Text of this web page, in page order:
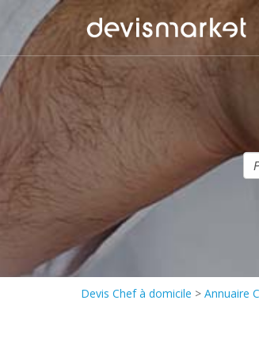
Devis Chef à domicile > Annuaire